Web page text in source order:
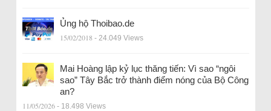
Ủng hộ Thoibao.de
15/02/2018 - 24.049 Views
Mai Hoàng lập kỷ lục thăng tiến: Vì sao “ngôi
sao” Tây Bắc trở thành điểm nóng của Bộ Công
an?
11/05/2026 - 18.498 Views